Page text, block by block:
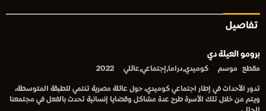
تفاصيل
برومو العيلة دي
مقطع موسم كوميدي,دراما,إجتماعي,عائلي 2022
تدور الأحداث في إطار اجتماعي كوميدي، حول عائلة مصرية تنتمي للطبقة المتوسطة،
ويتم من خلال تلك الأسرة طرح عدة مشاكل وقضايا إنسانية تحدث بالفعل في مجتمعنا